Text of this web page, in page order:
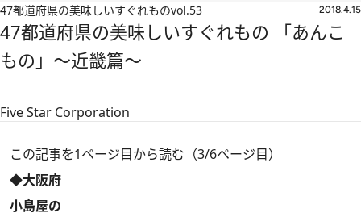
47都道府県の美味しいすぐれものvol.53 2018.4.15
47都道府県の美味しいすぐれもの 「あんこ
もの」～近畿篇～
Five Star Corporation
この記事を1ページ目から読む（3/6ページ目）
◆大阪府
小島屋の